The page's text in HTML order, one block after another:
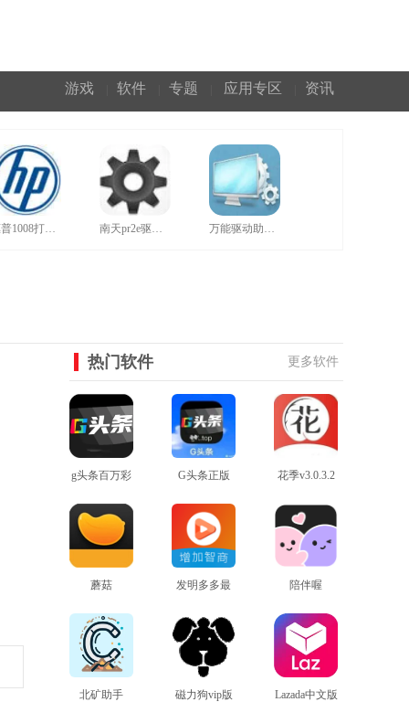
游戏 软件 专题 应用专区 资讯
惠普1008打印机驱动官网版 南天pr2e驱动官方版 万能驱动助理正规绿色版
热门软件 更多软件
g头条百万彩
虹
查看
G头条正版
查看
花季v3.0.3.2
蘑菇
mogu2.6.0版
本
查看
发明多多最
陪伴喔
查看
北矿助手
磁力狗vip版
Lazada中文版